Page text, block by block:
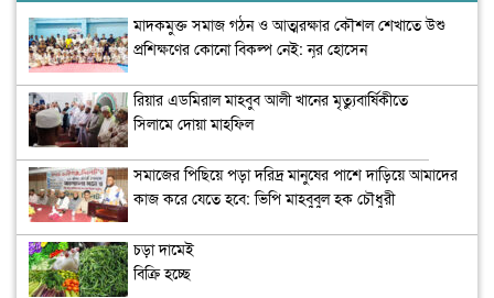
মাদকমুক্ত সমাজ গঠন ও আত্মরক্ষার কৌশল শেখাতে উশু
প্রশিক্ষণের কোনো বিকল্প নেই: নূর হোসেন
রিয়ার এডমিরাল মাহবুব আলী খানের মৃত্যুবার্ষিকীতে
সিলামে দোয়া মাহফিল
সমাজের পিছিয়ে পড়া দরিদ্র মানুষের পাশে দাড়িয়ে আমাদের
কাজ করে যেতে হবে: ভিপি মাহবুবুল হক চৌধুরী
চড়া দামেই
বিক্রি হচ্ছে